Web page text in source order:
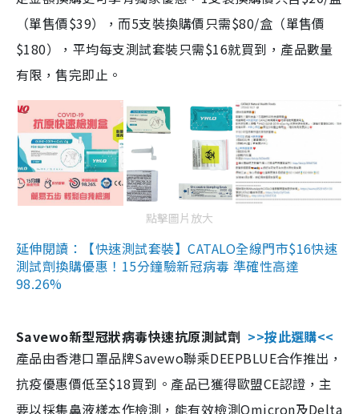
（單售價$39），而5支裝換購價只需$80/盒（單售價
$180），平均每支測試套裝只需$16就買到，產品數量
有限，售完即止。
點擊圖片放大
延伸閱讀：【快速測試套裝】CATALO全線門市$16快速
測試劑換購優惠！15分鐘驗新冠病毒 準確性高達
98.26%
Savewo新型冠狀病毒快速抗原測試劑 >>按此選購<<
產品由香港口罩品牌Savewo聯乘DEEPBLUE合作推出，
抗疫優惠價低至$18買到。產品已獲得歐盟CE認證，主
要以採集鼻液樣本作檢測，能有效檢測Omicron及Delta